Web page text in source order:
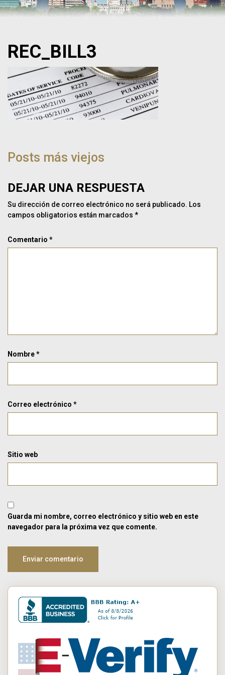
REC_BILL3
DE
Posts más viejos
DEJAR UNA RESPUESTA
Su dirección de correo electrónico no será publicado. Los
campos obligatorios están marcados *
Comentario *
Nombre*
Correo electrónico *
Sitio web
Guarda mi nombre, correo electrónico y sitio web en este
navegador para la próxima vez que comente.